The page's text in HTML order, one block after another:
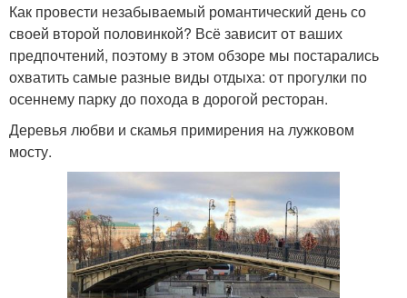
Как провести незабываемый романтический день со
своей второй половинкой? Всё зависит от ваших
предпочтений, поэтому в этом обзоре мы постарались
охватить самые разные виды отдыха: от прогулки по
осеннему парку до похода в дорогой ресторан.
Деревья любви и скамья примирения на лужковом
мосту.